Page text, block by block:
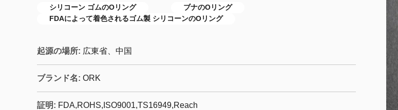
シリコーン ゴムのOリング
ブナのOリング
FDAによって着色されるゴム製 シリコーンのOリング
起源の場所: 広東省、中国
ブランド名: ORK
証明: FDA,ROHS,ISO9001,TS16949,Reach